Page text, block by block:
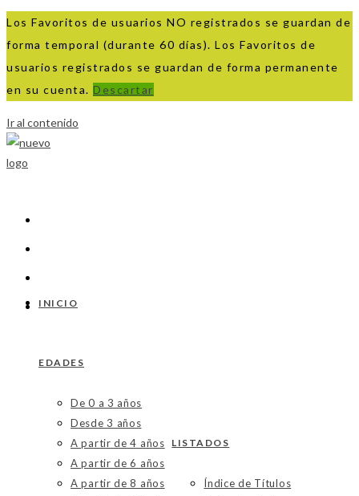
Los Favoritos de usuarios NO registrados se guardan de
forma temporal (durante 60 días). Los Favoritos de
usuarios registrados se guardan de forma permanente
en su cuenta. Descartar
Ir al contenido
INICIO
EDADES
De 0 a 3 años
Desde 3 años
A partir de 4 años
A partir de 6 años
A partir de 8 años
LISTADOS
Índice de Títulos